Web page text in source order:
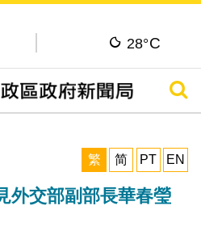
28°C
搜尋
繁
简 PT EN
外交部副部長華春瑩